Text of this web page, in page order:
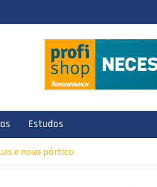
Estudos
e novo pórtico